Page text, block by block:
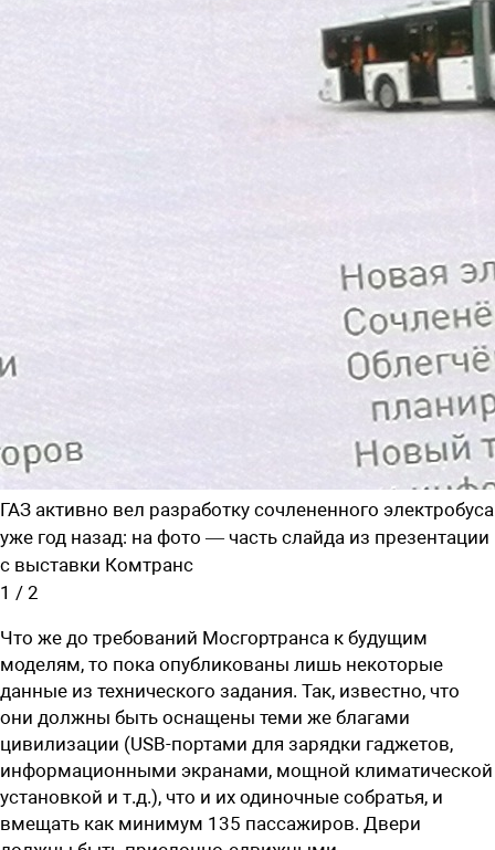
ГАЗ активно вел разработку сочлененного электробуса
уже год назад: на фото — часть слайда из презентации
с выставки Комтранс
1 / 2
Что же до требований Мосгортранса к будущим
моделям, то пока опубликованы лишь некоторые
данные из технического задания. Так, известно, что
они должны быть оснащены теми же благами
цивилизации (USB-портами для зарядки гаджетов,
информационными экранами, мощной климатической
установкой и т.д.), что и их одиночные собратья, и
вмещать как минимум 135 пассажиров. Двери